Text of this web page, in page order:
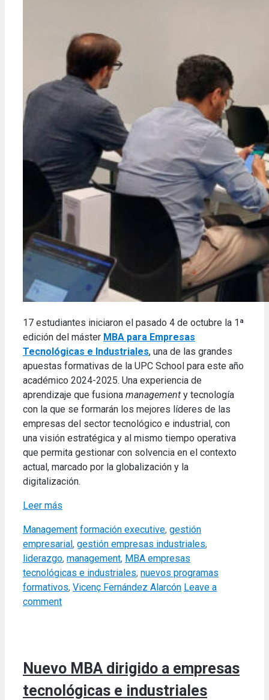
17 estudiantes iniciaron el pasado 4 de octubre la 1ª
edición del máster MBA para Empresas
Tecnológicas e Industriales, una de las grandes
apuestas formativas de la UPC School para este año
académico 2024-2025. Una experiencia de
aprendizaje que fusiona management y tecnología
con la que se formarán los mejores líderes de las
empresas del sector tecnológico e industrial, con
una visión estratégica y al mismo tiempo operativa
que permita gestionar con solvencia en el contexto
actual, marcado por la globalización y la
digitalización.
Leer más
Categories
Management Tags
formación executive, gestión
empresarial, gestión empresas industriales,
liderazgo, management, MBA empresas
tecnológicas e industriales, nuevos programas
formativos, Vicenç Fernández Alarcón Leave a
comment
Nuevo MBA dirigido a empresas
tecnológicas e industriales